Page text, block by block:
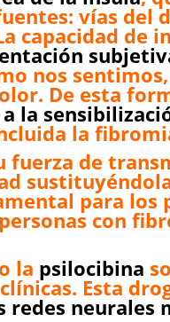
vías del
capacidad de
nos
De esta
la
la
fuerza de
para los
con
la psilocibina
Esta
redes neurales